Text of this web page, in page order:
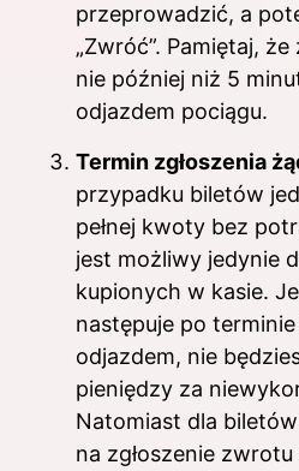
przeprowadzić, a
„Zwróć”. Pamiętaj,
nie później niż 5
odjazdem pociągu.
Termin zgłoszenia
przypadku biletów
pełnej kwoty bez
jest możliwy jedynie
kupionych w kasie.
następuje po
odjazdem, nie
pieniędzy za
Natomiast dla
na zgłoszenie